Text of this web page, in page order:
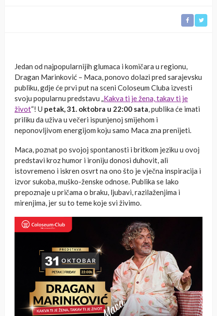
Jedan od najpopularnijih glumaca i komičara u regionu,
Dragan Marinković – Maca, ponovo dolazi pred sarajevsku
publiku, gdje će prvi put na sceni Coloseum Cluba izvesti
svoju popularnu predstavu „Kakva ti je žena, takav ti je
život“! U petak, 31. oktobra u 22:00 sata, publika će imati
priliku da uživa u večeri ispunjenoj smijehom i
neponovljivom energijom koju samo Maca zna prenijeti.
Maca, poznat po svojoj spontanosti i britkom jeziku u ovoj
predstavi kroz humor i ironiju donosi duhovit, ali
istovremeno i iskren osvrt na ono što je vječna inspiracija i
izvor sukoba, muško-ženske odnose. Publika se lako
prepoznaje u pričama o braku, ljubavi, razilaženjima i
mirenjima, jer su to teme koje svi živimo.